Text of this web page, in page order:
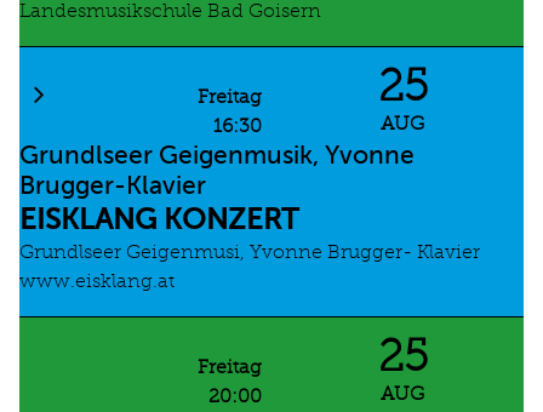
Landesmusikschule Bad Goisern
Freitag
16:30
25
AUG
Grundlseer Geigenmusik, Yvonne
Brugger-Klavier
EISKLANG KONZERT
Grundlseer Geigenmusi, Yvonne Brugger- Klavier
www.eisklang.at
Freitag
20:00
25
AUG